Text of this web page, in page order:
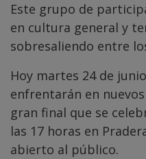
Este grupo de
en cultura general y
sobresaliendo entre
Hoy martes 24 de
enfrentarán en
gran final que se
las 17 horas en
abierto al público.